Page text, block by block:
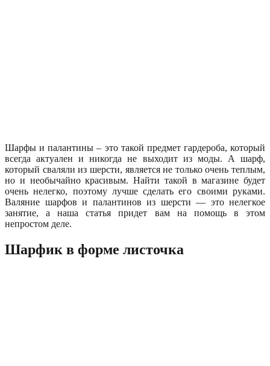
Шарфы и палантины – это такой предмет гардероба, который
всегда актуален и никогда не выходит из моды. А шарф,
который сваляли из шерсти, является не только очень теплым,
но и необычайно красивым. Найти такой в магазине будет
очень нелегко, поэтому лучше сделать его своими руками.
Валяние шарфов и палантинов из шерсти — это нелегкое
занятие, а наша статья придет вам на помощь в этом
непростом деле.
Шарфик в форме листочка